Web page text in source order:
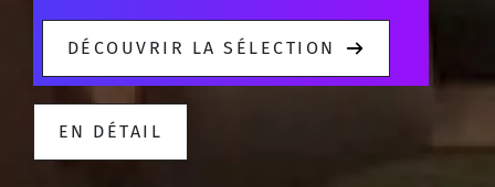
DÉCOUVRIR LA SÉLECTION
EN DÉTAIL